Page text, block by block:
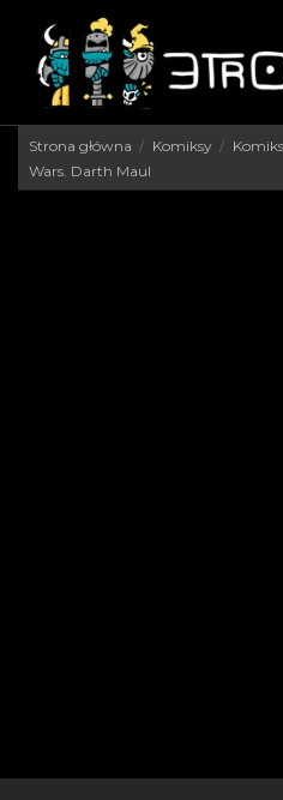
Strona główna Komiksy
Wars. Darth Maul